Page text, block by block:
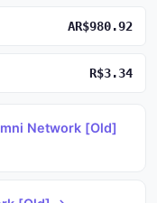
AR$980.92
R$3.34
Network [Old]